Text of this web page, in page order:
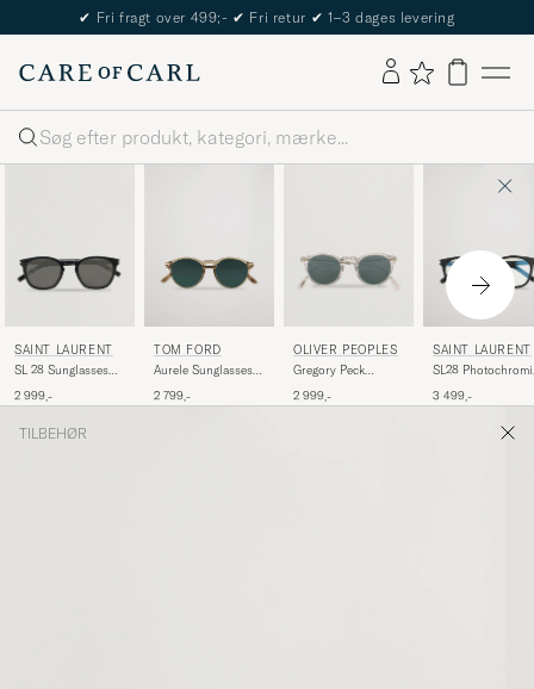
✔ Fri fragt over 499;- ✔ Fri retur ✔ 1–3 dages levering
Søg
SAINT LAURENT
SL 28 Sunglasses
2 999,-
TOM FORD
Aurele Sunglasses
2 799,-
OLIVER PEOPLES
Gregory Peck
Crystal/Indigo
2 999,-
SAINT LAURENT
SL28
Black/Transparent
3 499,-
TILBEHØR